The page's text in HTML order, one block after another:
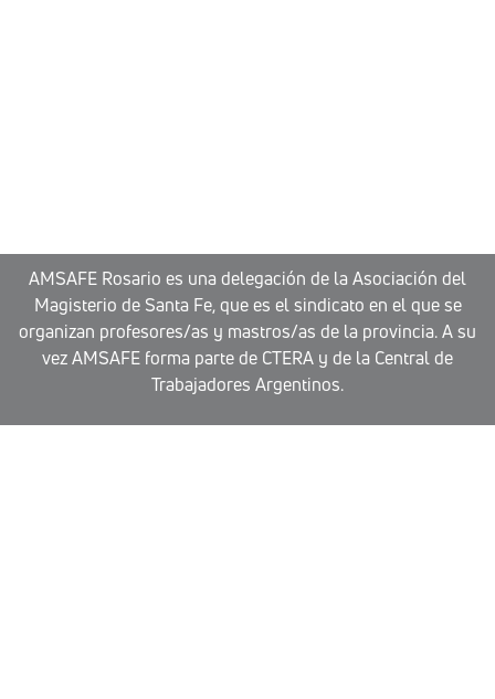
AMSAFE Rosario es una delegación de la Asociación del
Magisterio de Santa Fe, que es el sindicato en el que se
organizan profesores/as y mastros/as de la provincia. A su
vez AMSAFE forma parte de CTERA y de la Central de
Trabajadores Argentinos.